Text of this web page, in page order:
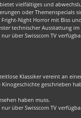
vielfältiges und
oder Themenspecials
Fright-Night Horror mit Biss
technischer Ausstattung
über Swisscom TV
Klassiker vereint an
geschrieben
haben muss.
über Swisscom TV